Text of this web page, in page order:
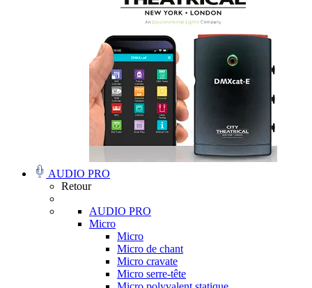
AUDIO PRO
Retour
AUDIO PRO
Micro
Micro
Micro de chant
Micro cravate
Micro serre-tête